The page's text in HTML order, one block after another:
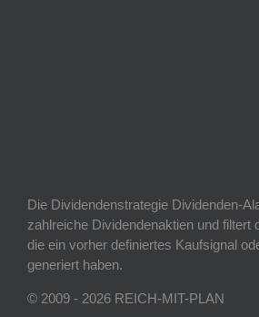
Die Dividendenstrategie Dividenden-
zahlreiche Dividendenaktien und filtert
die ein vorher definiertes Kaufsignal
generiert haben.
© 2009 - 2026 REICH-MIT-PLAN